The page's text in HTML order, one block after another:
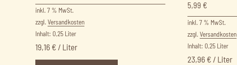
inkl. 7 % MwSt.
zzgl.Versandkosten
Inhalt: 0,25 Liter
19,16 € / Liter
5,99 €
inkl. 7 % MwSt.
zzgl.Versandkosten
Inhalt: 0,25 Liter
23,96 € / Liter